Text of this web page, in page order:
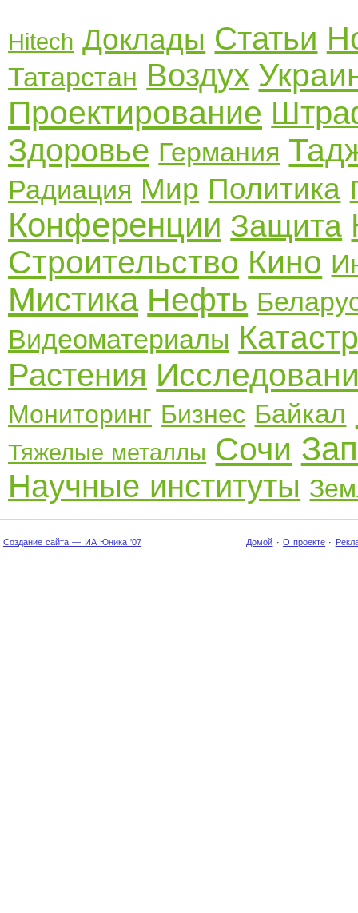
Hitech Доклады Статьи
Татарстан Воздух
Проектирование
Здоровье Германия
Радиация Мир Политика
Конференции Защита
Строительство Кино
Мистика Нефть
Видеоматериалы
Растения
Мониторинг Бизнес Байкал
Тяжелые металлы Сочи
Научные институты
Создание сайта — ИА Юника '07 Домой · О проекте ·